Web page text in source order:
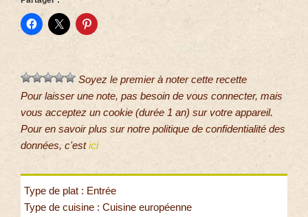
Soyez le premier à noter cette recette
Pour laisser une note, pas besoin de vous connecter, mais
vous acceptez un cookie (durée 1 an) sur votre appareil.
Pour en savoir plus sur notre politique de confidentialité des
données, c'estici
Type de plat : Entrée
Type de cuisine : Cuisine européenne